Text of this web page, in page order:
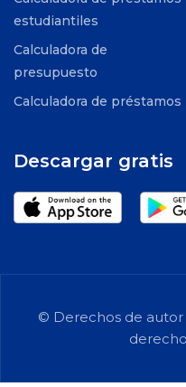
estudiantiles
Calculadora de
presupuesto
Calculadora de préstamos
Descargar gratis
© Derechos de autor